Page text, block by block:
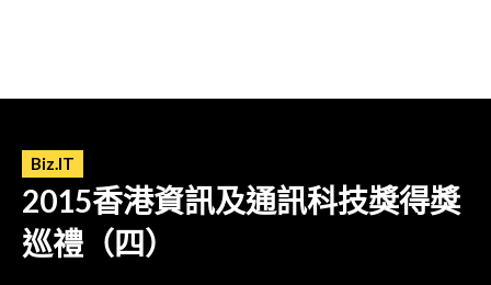
Biz.IT
2015香港資訊及通訊科技獎得獎
巡禮（四）